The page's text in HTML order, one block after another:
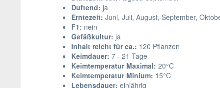
Duftend: ja
Erntezeit: Juni, Juli, August, September,
F1: nein
Gefäßkultur: ja
Inhalt reicht für ca.: 120 Pflanzen
Keimdauer: 7 - 21 Tage
Keimtemperatur Maximal: 20°C
Keimtemperatur Minium: 15°C
Lebensdauer: einjährig